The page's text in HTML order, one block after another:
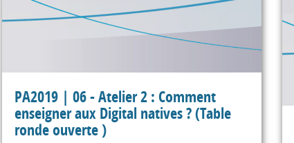
PA2019 | 06 - Atelier 2 : Comment
enseigner aux Digital natives ? (Table
ronde ouverte )